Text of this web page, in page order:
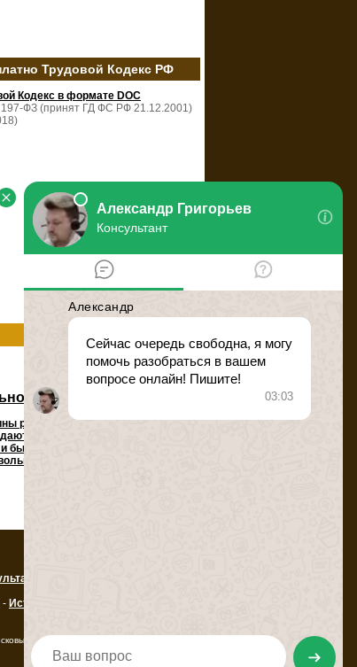
Трудовой Кодекс РФ
Кодекс в формате DOC
197-ФЗ (принят ГД ФС РФ 21.12.2001)
уволиться с работы
работающих граждан в тот или
вопросом: как наиболее
быстро уволиться с работы,
сроки увольнения, и т.д.
по трудовому праву
- Истории увольнения
системами ссылки на ресурс.